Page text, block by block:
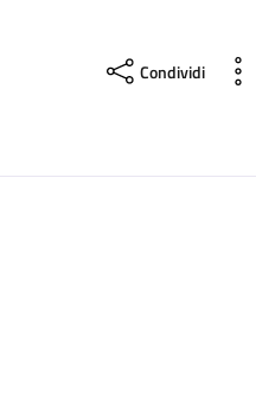
Condividi